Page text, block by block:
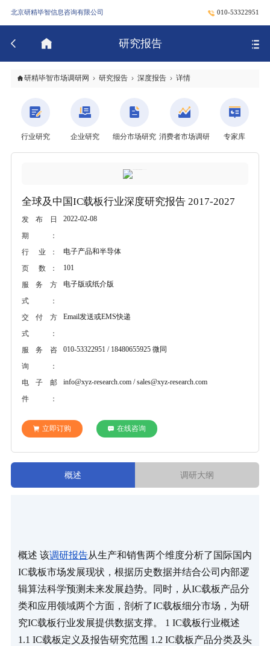
北京研精毕智信息咨询有限公司 010-53322951
研究报告
研精毕智市场调研网 研究报告 深度报告 详情
行业研究 企业研究 细分市场研究 消费者市场调研 专家库
全球及中国IC载板行业深度研究报告 2017-2027
发布日
期：
2022-02-08
行 业：
电子产品和半导体
页 数：
101
服务方
式：
电子版或纸介版
交付方
式：
Email发送或EMS快递
服务咨
询：
010-53322951 / 18480655925 微同
电子邮
件：
info@xyz-research.com / sales@xyz-research.com
立即订购 在线咨询
概述 调研大纲
概述 该调研报告从生产和销售两个维度分析了国际国内
IC载板市场发展现状，根据历史数据并结合公司内部逻
辑算法科学预测未来发展趋势。同时，从IC载板产品分
类和应用领域两个方面，剖析了IC载板细分市场，为研
究IC载板行业发展提供数据支撑。 1 IC载板行业概述
1.1 IC载板定义及报告研究范围 1.2 IC载板产品分类及头